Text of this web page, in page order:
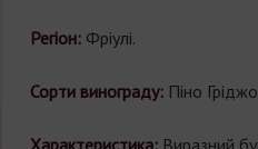
Регіон: Фріулі.
Сорти винограду:Піно
Характеристика:Виразний